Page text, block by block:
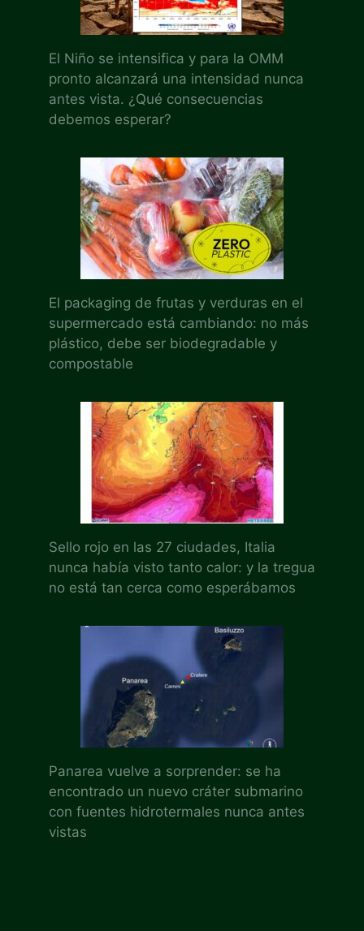
El Niño se intensifica y para la OMM
pronto alcanzará una intensidad nunca
antes vista. ¿Qué consecuencias
debemos esperar?
El packaging de frutas y verduras en el
supermercado está cambiando: no más
plástico, debe ser biodegradable y
compostable
Sello rojo en las 27 ciudades, Italia
nunca había visto tanto calor: y la tregua
no está tan cerca como esperábamos
Panarea vuelve a sorprender: se ha
encontrado un nuevo cráter submarino
con fuentes hidrotermales nunca antes
vistas